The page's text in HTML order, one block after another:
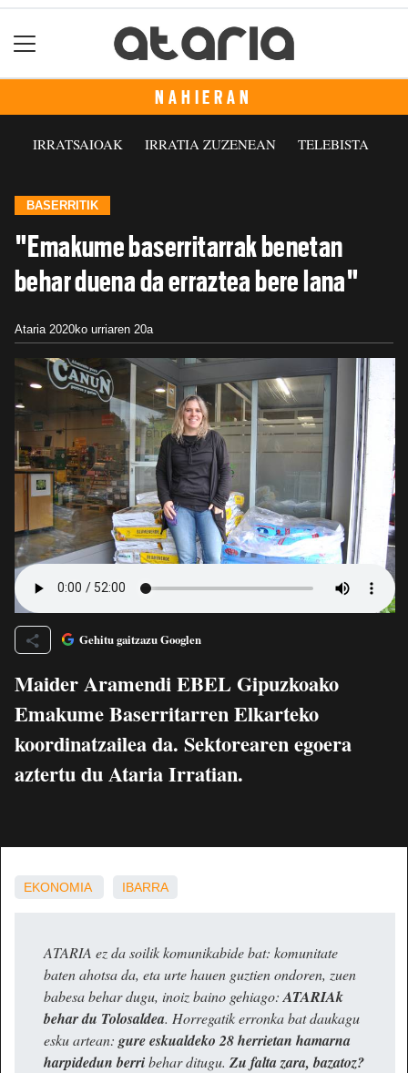
NAHIERAN
IRRATSAIOAK IRRATIA ZUZENEAN TELEBISTA
BASERRITIK
"Emakume baserritarrak benetan
behar duena da erraztea bere lana"
Ataria 2020ko urriaren 20a
Gehitu gaitzazu Googlen
Maider Aramendi EBEL Gipuzkoako
Emakume Baserritarren Elkarteko
koordinatzailea da. Sektorearen egoera
aztertu du Ataria Irratian.
EKONOMIA IBARRA
ATARIA ez da soilik komunikabide bat: komunitate
baten ahotsa da, eta urte hauen guztien ondoren, zuen
babesa behar dugu, inoiz baino gehiago: ATARIAk
behar du Tolosaldea. Horregatik erronka bat daukagu
esku artean: gure eskualdeko 28 herrietan hamarna
harpidedun berribehar ditugu. Zu falta zara, bazatoz?